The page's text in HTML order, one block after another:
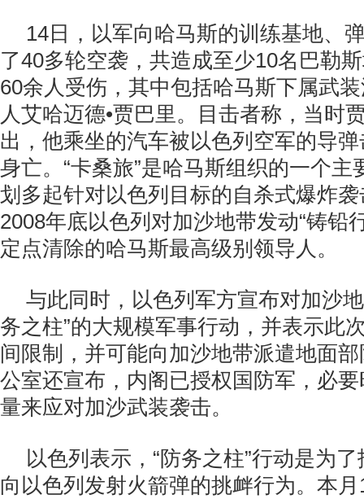
14日，以军向哈马斯的训练基地、
了40多轮空袭，共造成至少10名巴勒
60余人受伤，其中包括哈马斯下属武装
人艾哈迈德•贾巴里。目击者称，当时
出，他乘坐的汽车被以色列空军的导
身亡。“卡桑旅”是哈马斯组织的一个主
划多起针对以色列目标的自杀式爆炸
2008年底以色列对加沙地带发动“铸铅
定点清除的哈马斯最高级别领导人。
与此同时，以色列军方宣布对加沙
务之柱”的大规模军事行动，并表示此
间限制，并可能向加沙地带派遣地面
公室还宣布，内阁已授权国防军，必
量来应对加沙武装袭击。
以色列表示，“防务之柱”行动是为
向以色列发射火箭弹的挑衅行为。本